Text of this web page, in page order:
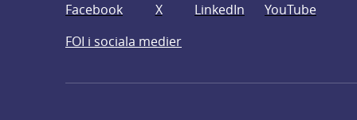
Facebook X LinkedIn
YouTube
FOI i sociala medier